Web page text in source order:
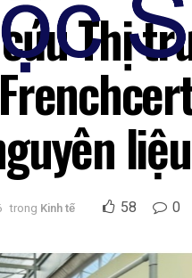
Thị
trong Kinh tế 58 0